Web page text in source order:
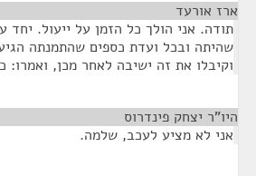
ארז אורעד
תודה. אני הולך כל הזמן על ייעול.
שהיתה ובכל ועדת כספים שהתמנתה
וקיבלו את זה ישיבה לאחר מכן, ואמרו:
היו"ר יצחק פינדרוס
אני לא מציע לעכב, שלמה.